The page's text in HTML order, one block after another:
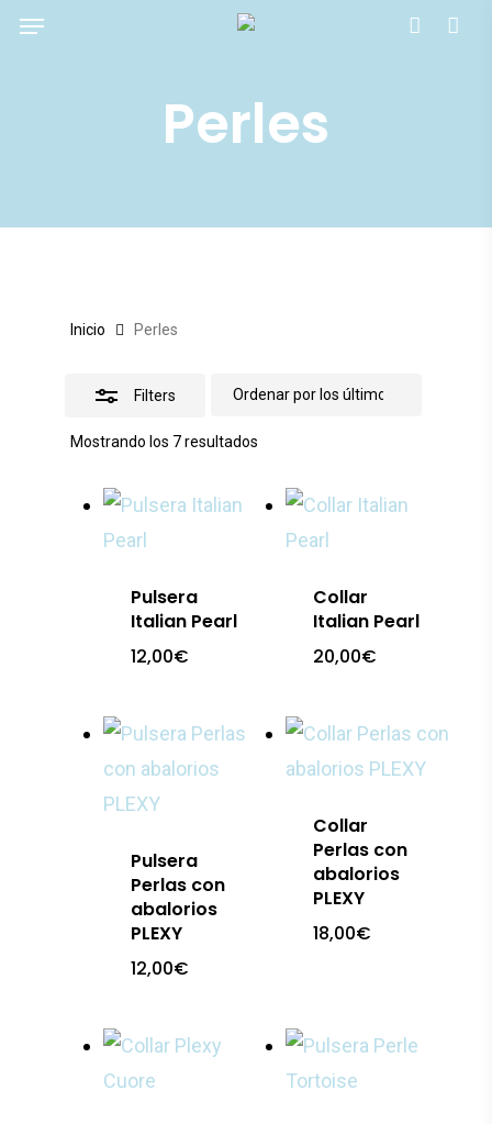
SkipMenu
Perles
Inicio Perles
Filters
Mostrando los 7 resultados
últimos
Pulsera
Italian Pearl
12,00€
Collar
Italian Pearl
20,00€
Pulsera
Perlas con
abalorios
PLEXY
12,00€
Collar
Perlas con
abalorios
PLEXY
18,00€